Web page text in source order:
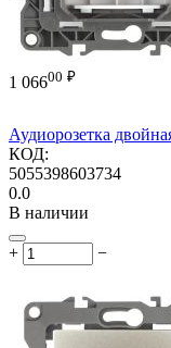
1 06600 ₽
Аудиорозетка
КОД:
5055398603734
0.0
В наличии
+ −